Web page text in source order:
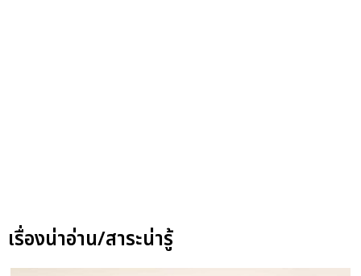
เรื่องน่าอ่าน/สาระน่ารู้